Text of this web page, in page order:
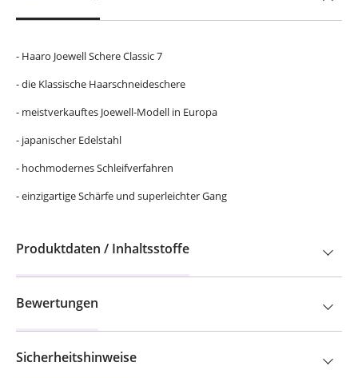
- Haaro Joewell Schere Classic 7
- die Klassische Haarschneideschere
- meistverkauftes Joewell-Modell in Europa
- japanischer Edelstahl
- hochmodernes Schleifverfahren
- einzigartige Schärfe und superleichter Gang
Produktdaten / Inhaltsstoffe
Bewertungen
Sicherheitshinweise